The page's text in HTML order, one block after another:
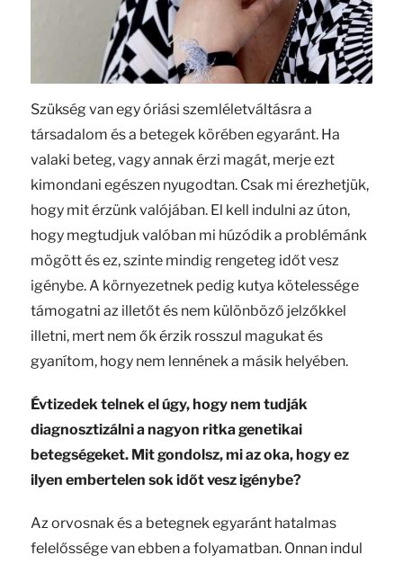
Szükség van egy óriási szemléletváltásra a
társadalom és a betegek körében egyaránt. Ha
valaki beteg, vagy annak érzi magát, merje ezt
kimondani egészen nyugodtan. Csak mi érezhetjük,
hogy mit érzünk valójában. El kell indulni az úton,
hogy megtudjuk valóban mi húzódik a problémánk
mögött és ez, szinte mindig rengeteg időt vesz
igénybe. A környezetnek pedig kutya kötelessége
támogatni az illetőt és nem különböző jelzőkkel
illetni, mert nem ők érzik rosszul magukat és
gyanítom, hogy nem lennének a másik helyében.
Évtizedek telnek el úgy, hogy nem tudják
diagnosztizálni a nagyon ritka genetikai
betegségeket. Mit gondolsz, mi az oka, hogy ez
ilyen embertelen sok időt vesz igénybe?
Az orvosnak és a betegnek egyaránt hatalmas
felelőssége van ebben a folyamatban. Onnan indul